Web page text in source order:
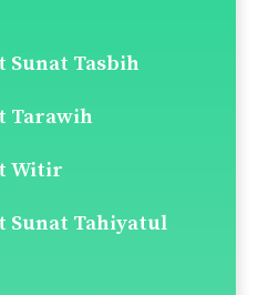
Sunat Tasbih
Tarawih
Witir
Sunat Tahiyatul